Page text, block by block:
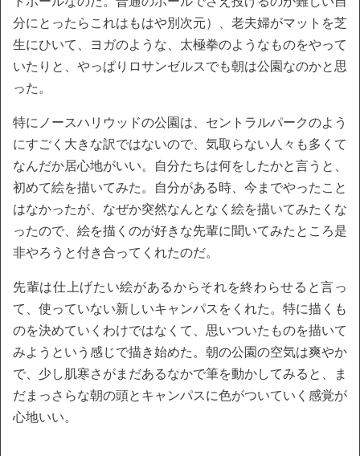
分にとったらこれはもはや別次元）、老夫婦がマットを芝
生にひいて、ヨガのような、太極拳のようなものをやって
いたりと、やっぱりロサンゼルスでも朝は公園なのかと思
った。
特にノースハリウッドの公園は、セントラルパークのよう
にすごく大きな訳ではないので、気取らない人々も多くて
なんだか居心地がいい。自分たちは何をしたかと言うと、
初めて絵を描いてみた。自分がある時、今までやったこと
はなかったが、なぜか突然なんとなく絵を描いてみたくな
ったので、絵を描くのが好きな先輩に聞いてみたところ是
非やろうと付き合ってくれたのだ。
先輩は仕上げたい絵があるからそれを終わらせると言っ
て、使っていない新しいキャンパスをくれた。特に描くも
のを決めていくわけではなくて、思いついたものを描いて
みようという感じで描き始めた。朝の公園の空気は爽やか
で、少し肌寒さがまだあるなかで筆を動かしてみると、ま
だまっさらな朝の頭とキャンパスに色がついていく感覚が
心地いい。